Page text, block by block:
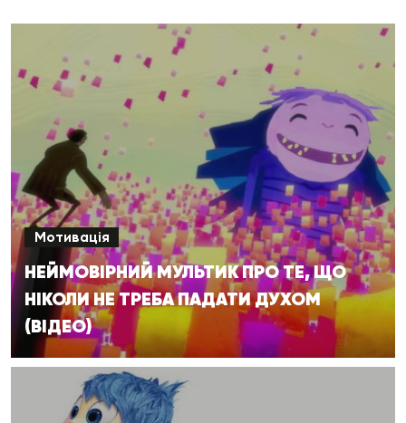
Мотивація
НЕЙМОВІРНИЙ МУЛЬТИК ПРО ТЕ, ЩО
НІКОЛИ НЕ ТРЕБА ПАДАТИ ДУХОМ
(ВІДЕО)